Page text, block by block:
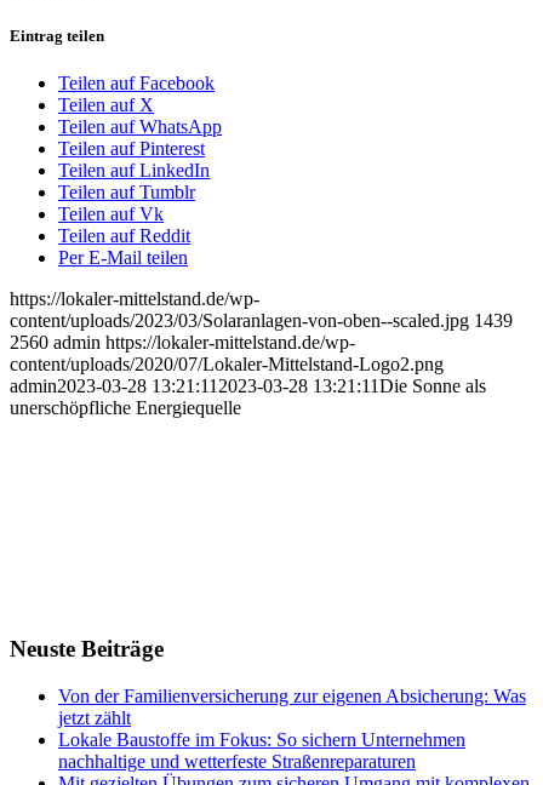
Eintrag teilen
Teilen auf Facebook
Teilen auf X
Teilen auf WhatsApp
Teilen auf Pinterest
Teilen auf LinkedIn
Teilen auf Tumblr
Teilen auf Vk
Teilen auf Reddit
Per E-Mail teilen
https://lokaler-mittelstand.de/wp-
content/uploads/2023/03/Solaranlagen-von-oben--scaled.jpg 1439
2560 admin https://lokaler-mittelstand.de/wp-
content/uploads/2020/07/Lokaler-Mittelstand-Logo2.png
admin2023-03-28 13:21:11 2023-03-28 13:21:11Die Sonne als
unerschöpfliche Energiequelle
Neuste Beiträge
Von der Familienversicherung zur eigenen Absicherung: Was
jetzt zählt
Lokale Baustoffe im Fokus: So sichern Unternehmen
nachhaltige und wetterfeste Straßenreparaturen